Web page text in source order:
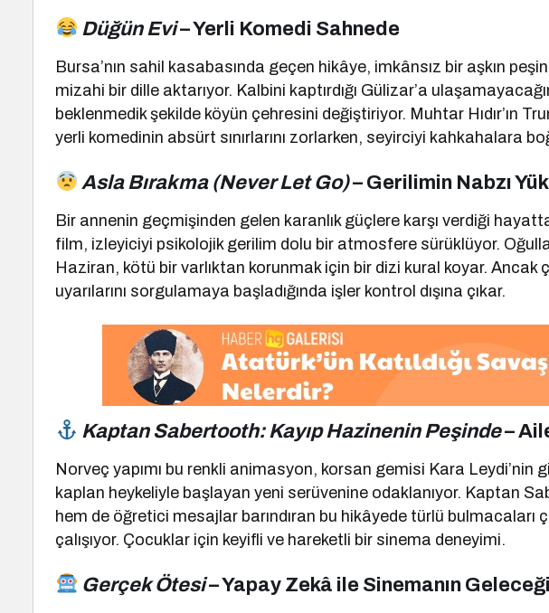
Düğün Evi– Yerli Komedi Sahnede
Bursa’nın sahil kasabasında geçen hikâye, imkânsız bir aşkın
mizahi bir dille aktarıyor. Kalbini kaptırdığı Gülizar’a
beklenmedik şekilde köyün çehresini değiştiriyor. Muhtar Hıdır’ın
yerli komedinin absürt sınırlarını zorlarken, seyirciyi kahkahalara
Asla Bırakma (Never Let Go)– Gerilimin Nabzı
Bir annenin geçmişinden gelen karanlık güçlere karşı verdiği
film, izleyiciyi psikolojik gerilim dolu bir atmosfere sürüklüyor.
Haziran, kötü bir varlıktan korunmak için bir dizi kural koyar. Ancak
uyarılarını sorgulamaya başladığında işler kontrol dışına çıkar.
Kaptan Sabertooth: Kayıp Hazinenin Peşinde–
Norveç yapımı bu renkli animasyon, korsan gemisi Kara Leydi’nin
kaplan heykeliyle başlayan yeni serüvenine odaklanıyor. Kaptan
hem de öğretici mesajlar barındıran bu hikâyede türlü bulmacaları
çalışıyor. Çocuklar için keyifli ve hareketli bir sinema deneyimi.
Gerçek Ötesi– Yapay Zekâ ile Sinemanın Geleceği